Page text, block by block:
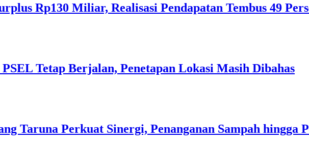
Rp130 Miliar, Realisasi Pendapatan Tembus 49
Tetap Berjalan, Penetapan Lokasi Masih Dibahas
Taruna Perkuat Sinergi, Penanganan Sampah hingga